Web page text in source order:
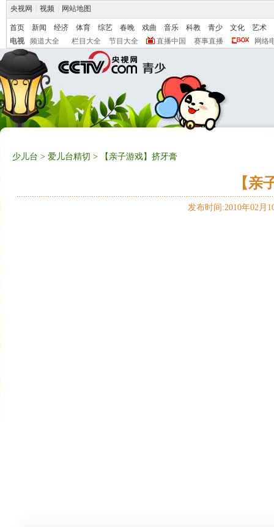
央视网 视频 网站地图
首页 新闻 经济 体育 综艺 春晚 戏曲 音乐 科教 青少 文化
艺术
电视
频道大全 栏目大全 节目大全 直播中国 赛事直播 网络
少儿台 > 爱儿台精切 > 【亲子游戏】挤牙膏
【亲
发布时间:2010年02月